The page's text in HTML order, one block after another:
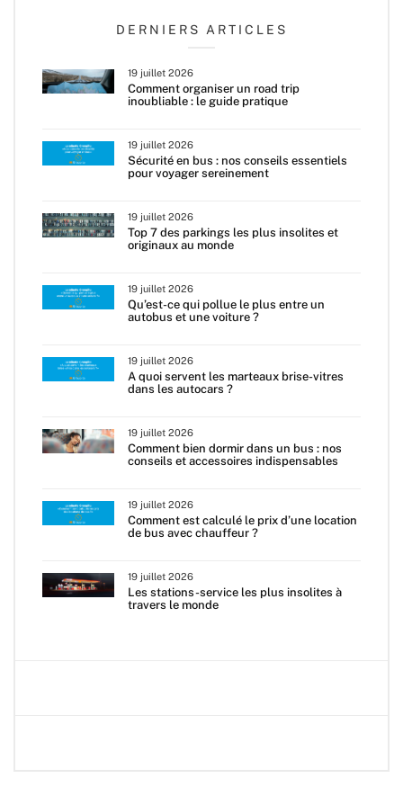
DERNIERS ARTICLES
19 juillet 2026
Comment organiser un road trip
inoubliable : le guide pratique
19 juillet 2026
Sécurité en bus : nos conseils essentiels
pour voyager sereinement
19 juillet 2026
Top 7 des parkings les plus insolites et
originaux au monde
19 juillet 2026
Qu’est-ce qui pollue le plus entre un
autobus et une voiture ?
19 juillet 2026
A quoi servent les marteaux brise-vitres
dans les autocars ?
19 juillet 2026
Comment bien dormir dans un bus : nos
conseils et accessoires indispensables
19 juillet 2026
Comment est calculé le prix d’une location
de bus avec chauffeur ?
19 juillet 2026
Les stations-service les plus insolites à
travers le monde